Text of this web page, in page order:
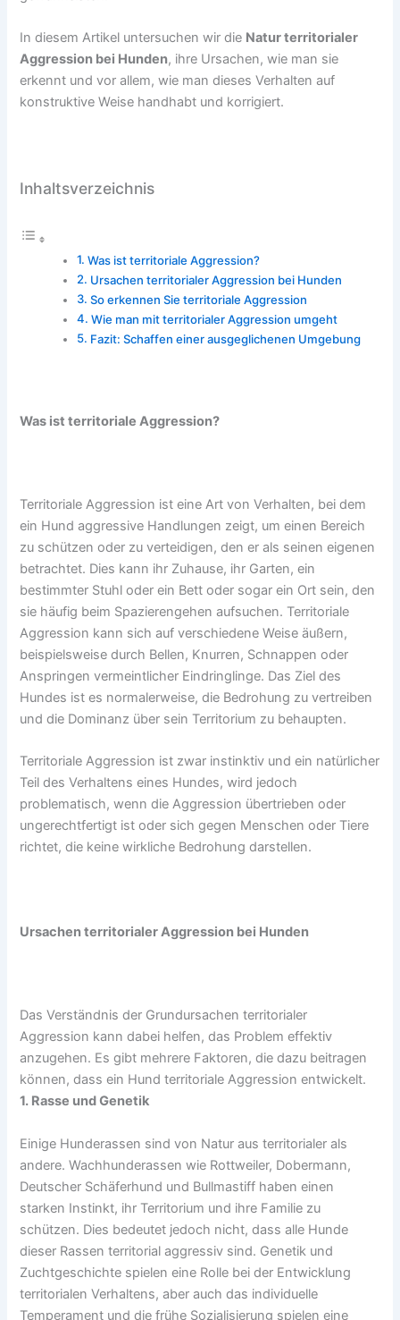
In diesem Artikel untersuchen wir die Natur territorialer
Aggression bei Hunden, ihre Ursachen, wie man sie
erkennt und vor allem, wie man dieses Verhalten auf
konstruktive Weise handhabt und korrigiert.
Inhaltsverzeichnis
Was ist territoriale Aggression?
Ursachen territorialer Aggression bei Hunden
So erkennen Sie territoriale Aggression
Wie man mit territorialer Aggression umgeht
Fazit: Schaffen einer ausgeglichenen Umgebung
Was ist territoriale Aggression?
Territoriale Aggression ist eine Art von Verhalten, bei dem
ein Hund aggressive Handlungen zeigt, um einen Bereich
zu schützen oder zu verteidigen, den er als seinen eigenen
betrachtet. Dies kann ihr Zuhause, ihr Garten, ein
bestimmter Stuhl oder ein Bett oder sogar ein Ort sein, den
sie häufig beim Spazierengehen aufsuchen. Territoriale
Aggression kann sich auf verschiedene Weise äußern,
beispielsweise durch Bellen, Knurren, Schnappen oder
Anspringen vermeintlicher Eindringlinge. Das Ziel des
Hundes ist es normalerweise, die Bedrohung zu vertreiben
und die Dominanz über sein Territorium zu behaupten.
Territoriale Aggression ist zwar instinktiv und ein natürlicher
Teil des Verhaltens eines Hundes, wird jedoch
problematisch, wenn die Aggression übertrieben oder
ungerechtfertigt ist oder sich gegen Menschen oder Tiere
richtet, die keine wirkliche Bedrohung darstellen.
Ursachen territorialer Aggression bei Hunden
Das Verständnis der Grundursachen territorialer
Aggression kann dabei helfen, das Problem effektiv
anzugehen. Es gibt mehrere Faktoren, die dazu beitragen
können, dass ein Hund territoriale Aggression entwickelt.
1. Rasse und Genetik
Einige Hunderassen sind von Natur aus territorialer als
andere. Wachhunderassen wie Rottweiler, Dobermann,
Deutscher Schäferhund und Bullmastiff haben einen
starken Instinkt, ihr Territorium und ihre Familie zu
schützen. Dies bedeutet jedoch nicht, dass alle Hunde
dieser Rassen territorial aggressiv sind. Genetik und
Zuchtgeschichte spielen eine Rolle bei der Entwicklung
territorialen Verhaltens, aber auch das individuelle
Temperament und die frühe Sozialisierung spielen eine